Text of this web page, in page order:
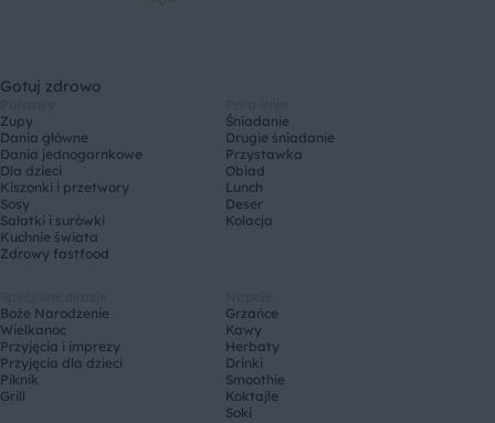
Gotuj zdrowo
Zupy
Dania główne
Dania jednogarnkowe
Dla dzieci
Kiszonki i przetwory
Sosy
Sałatki i surówki
Kuchnie świata
Zdrowy fastfood
Śniadanie
Drugie śniadanie
Przystawka
Obiad
Lunch
Deser
Kolacja
Boże Narodzenie
Wielkanoc
Przyjęcia i imprezy
Przyjęcia dla dzieci
Piknik
Grill
Grzańce
Kawy
Herbaty
Drinki
Smoothie
Koktajle
Soki